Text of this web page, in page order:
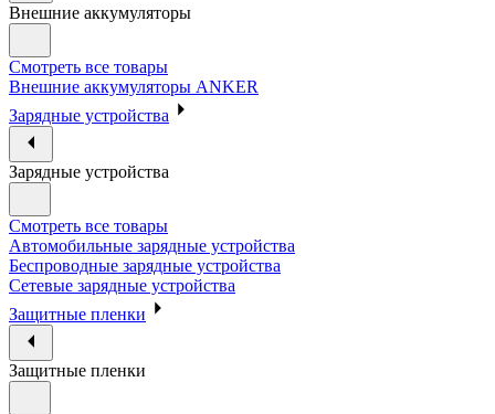
Внешние аккумуляторы
Смотреть все товары
Внешние аккумуляторы ANKER
Зарядные устройства
Зарядные устройства
Смотреть все товары
Автомобильные зарядные устройства
Беспроводные зарядные устройства
Сетевые зарядные устройства
Защитные пленки
Защитные пленки